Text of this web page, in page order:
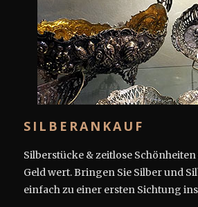
SILBERANKAUF
Silberstücke & zeitlose
Geld wert. Bringen Sie Silber und
einfach zu einer ersten Sichtung